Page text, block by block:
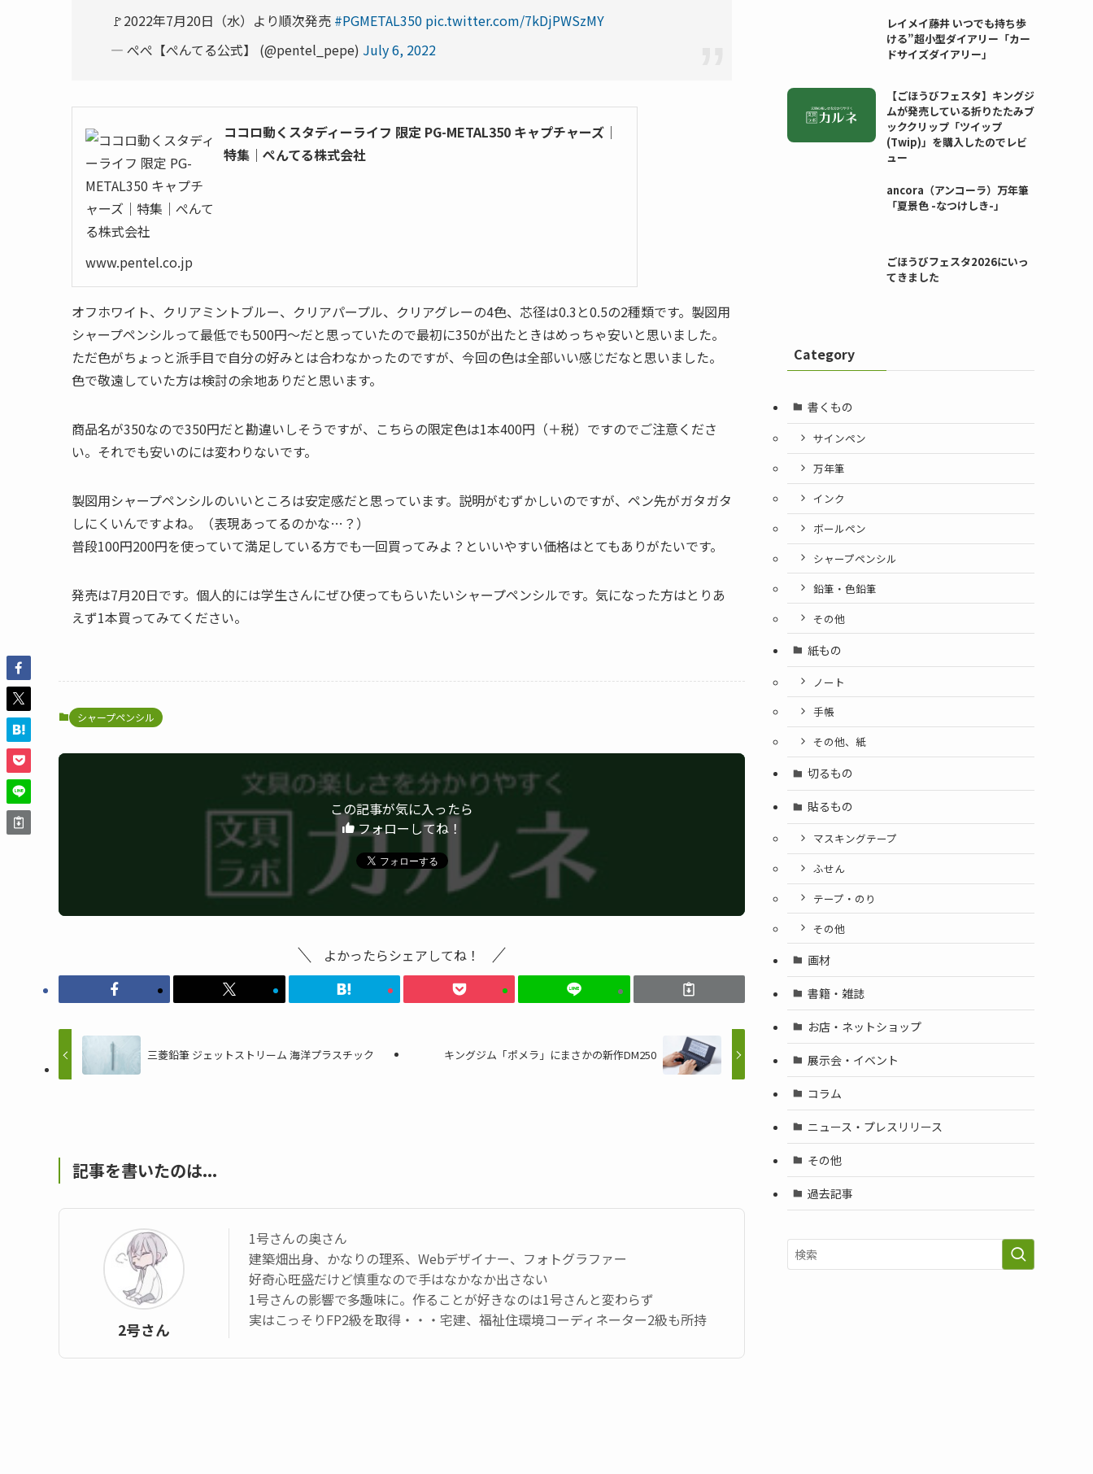
🚩2022年7月20日（水）より順次発売 #PGMETAL350 pic.twitter.com/7kDjPWSzMY
— ぺぺ【ぺんてる公式】 (@pentel_pepe) July 6, 2022
ココロ動くスタディーライフ 限定 PG-METAL350 キャプチャーズ｜
特集｜ぺんてる株式会社
www.pentel.co.jp
オフホワイト、クリアミントブルー、クリアパープル、クリアグレーの4色、芯径は0.3と0.5の2種類です。製図用
シャープペンシルって最低でも500円～だと思っていたので最初に350が出たときはめっちゃ安いと思いました。
ただ色がちょっと派手目で自分の好みとは合わなかったのですが、今回の色は全部いい感じだなと思いました。
色で敬遠していた方は検討の余地ありだと思います。
商品名が350なので350円だと勘違いしそうですが、こちらの限定色は1本400円（＋税）ですのでご注意くださ
い。それでも安いのには変わりないです。
製図用シャープペンシルのいいところは安定感だと思っています。説明がむずかしいのですが、ペン先がガタガタ
しにくいんですよね。（表現あってるのかな…？）
普段100円200円を使っていて満足している方でも一回買ってみよ？といいやすい価格はとてもありがたいです。
発売は7月20日です。個人的には学生さんにぜひ使ってもらいたいシャープペンシルです。気になった方はとりあ
えず1本買ってみてください。
シャープペンシル
この記事が気に入ったら
フォローしてね！
よかったらシェアしてね！
三菱鉛筆 ジェットストリーム 海洋プラスチック キングジム「ポメラ」にまさかの新作DM250
記事を書いたのは...
2号さん
1号さんの奥さん
建築畑出身、かなりの理系、Webデザイナー、フォトグラファー
好奇心旺盛だけど慎重なので手はなかなか出さない
1号さんの影響で多趣味に。作ることが好きなのは1号さんと変わらず
実はこっそりFP2級を取得・・・宅建、福祉住環境コーディネーター2級も所持
レイメイ藤井 いつでも持ち歩
ける”超小型ダイアリー「カー
ドサイズダイアリー」
【ごほうびフェスタ】キングジ
ムが発売している折りたたみブ
ッククリップ「ツイップ
(Twip)」を購入したのでレビ
ュー
ancora（アンコーラ）万年筆
「夏景色 -なつけしき-」
ごほうびフェスタ2026にいっ
てきました
Category
書くもの
サインペン
万年筆
インク
ボールペン
シャープペンシル
鉛筆・色鉛筆
その他
紙もの
ノート
手帳
その他、紙
切るもの
貼るもの
マスキングテープ
ふせん
テープ・のり
その他
画材
書籍・雑誌
お店・ネットショップ
展示会・イベント
コラム
ニュース・プレスリリース
その他
過去記事